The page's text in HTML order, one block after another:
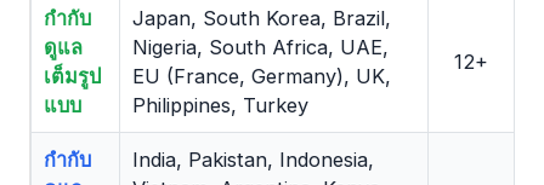
กำกับ
ดูแล
เต็มรูป
แบบ
Japan, South Korea, Brazil,
Nigeria, South Africa, UAE,
EU (France, Germany), UK,
Philippines, Turkey
12+
กำกับ
India, Pakistan, Indonesia,